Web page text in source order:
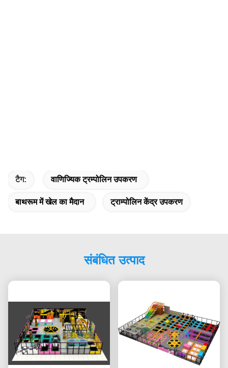
टैग: वाणिज्यिक ट्रम्पोलिन उपकरण
बाथरूम में खेल का मैदान ट्राम्पोलिन केंद्र उपकरण
संबंधित उत्पाद